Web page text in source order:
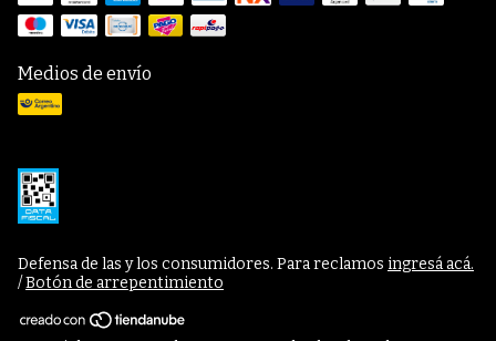
Medios de envío
Defensa de las y los consumidores. Para reclamos ingresá acá.
/Botón de arrepentimiento